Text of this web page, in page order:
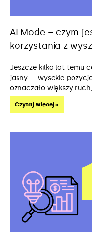
AI Mode – czym
korzystania z
Jeszcze kilka lat temu
jasny – wysokie
oznaczało większy
Czytaj więcej »